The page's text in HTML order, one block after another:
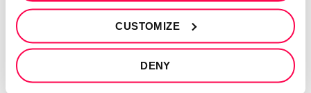
CUSTOMIZE
DENY
Termos e condições
Resolução de conflitos
Livro de reclamações
SEGUE-NOS